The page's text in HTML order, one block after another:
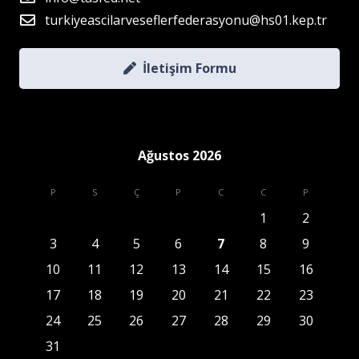
turkiyeascilarveseflerfederasyonu@hs01.kep.tr
İletişim Formu
Ağustos 2026
P S Ç P C C P
1
2
3
4 5 6 7 8
9
10
11 12 13 14 15
16
17
18 19 20 21 22
23
24
25 26 27 28 29
30
31